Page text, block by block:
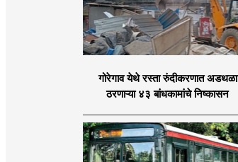
गोरेगाव येथे रस्ता रुंदीकरणात अडथळा
ठरणाऱ्या ४३ बांधकामांचे निष्कासन